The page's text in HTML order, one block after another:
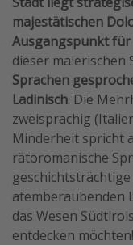
Silvesterreisen
Last Minute
Last Minute Urlaub
majestätischen
Ausgangspunkt
dieser malerischen
Sprachen
Ladinisch. Die
zweisprachig
Minderheit spricht
rätoromanische
atemberaubenden
das Wesen
entdecken möchten!